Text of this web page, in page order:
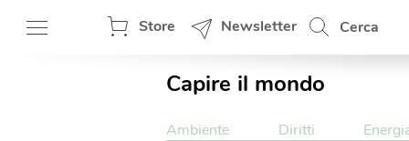
Store Newsletter Cerca
Capire il mondo
Ambiente Diritti